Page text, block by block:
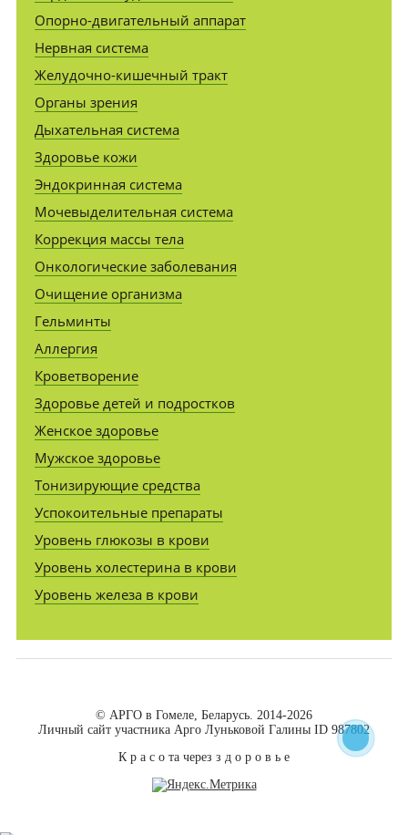
Опорно-двигательный аппарат
Нервная система
Желудочно-кишечный тракт
Органы зрения
Дыхательная система
Здоровье кожи
Эндокринная система
Мочевыделительная система
Коррекция массы тела
Онкологические заболевания
Очищение организма
Гельминты
Аллергия
Кроветворение
Здоровье детей и подростков
Женское здоровье
Мужское здоровье
Тонизирующие средства
Успокоительные препараты
Уровень глюкозы в крови
Уровень холестерина в крови
Уровень железа в крови
© АРГО в Гомеле, Беларусь. 2014-2026
Личный сайт участника Арго Луньковой Галины ID 987802
К р а с о та через з д о р о в ь е